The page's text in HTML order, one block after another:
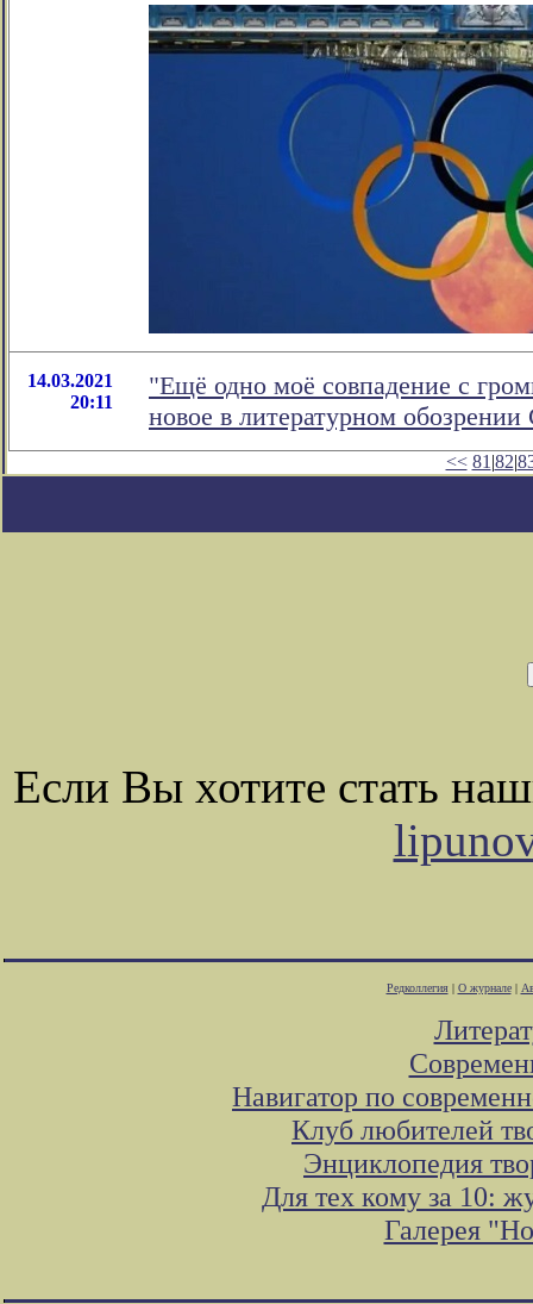
14.03.2021
20:11
"Ещё одно моё совпадение с
новое в литературном
<< 81 |82|
Если Вы хотите стать
Редколлегия| О журнале|
Навигатор по
Клуб любителей
Энциклопедия
Для тех кому за 10:
Галерея